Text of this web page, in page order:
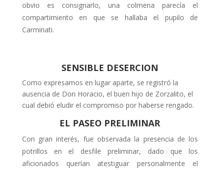
obvio es consignarlo, una colmena pa­recía el
compartimiento en que se ha­llaba el pupilo de
Carminati.
SENSIBLE DESERCION
Como expresamos en lugar aparte, se registró la
ausencia de Don Horacio, el buen hijo de Zorzalito, el
cual debió eludir el compromiso por haberse ren­gado.
EL PASEO PRELIMINAR
Con gran interés, fue observada la pre­sencia de los
potrillos en el desfile preli­minar, dado que los
aficionados querían atestiguar personalmente el